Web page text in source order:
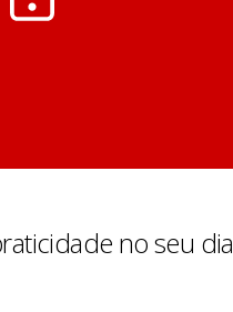
no seu dia